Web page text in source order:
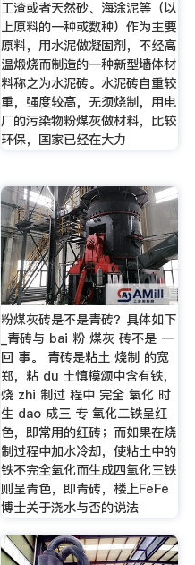
工渣或者天然砂、海涂泥等（以
上原料的一种或数种）作为主要
原料，用水泥做凝固剂，不经高
温煅烧而制造的一种新型墙体材
料称之为水泥砖。水泥砖自重较
重，强度较高，无须烧制，用电
厂的污染物粉煤灰做材料，比较
环保，国家已经在大力
粉煤灰砖是不是青砖？具体如下
_青砖与 bai 粉 煤灰 砖不是 一
回 事。 青砖是粘土 烧制 的宽
郑，粘 du 土慎模颂中含有铁，
烧 zhi 制过 程中 完全 氧化 时
生 dao 成三 专 氧化二铁呈红
色，即常用的红砖；而如果在烧
制过程中加水冷却，使粘土中的
铁不完全氧化而生成四氧化三铁
则呈青色，即青砖，楼上FeFe
博士关于浇水与否的说法